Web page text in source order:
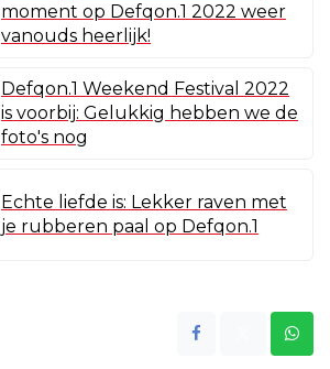
moment op Defqon.1 2022 weer
vanouds heerlijk!
Defqon.1 Weekend Festival 2022
is voorbij: Gelukkig hebben we de
foto's nog
Echte liefde is: Lekker raven met
je rubberen paal op Defqon.1